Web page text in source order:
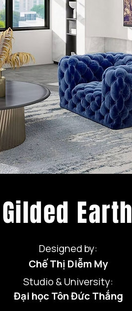
Gilded Earth
Designed by:
Chế Thị Diễm My
Studio & University:
Đại học Tôn Đức Thắng